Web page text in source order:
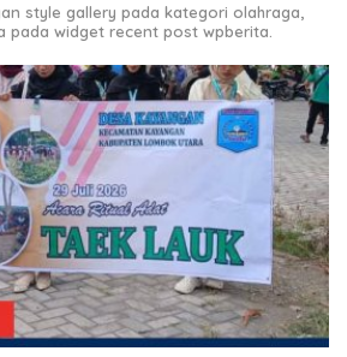
style gallery pada kategori olahraga,
pada widget recent post wpberita.